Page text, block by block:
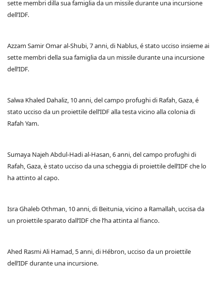
sette membri dilla sua famiglia da un missile durante una incursione
dell’IDF.
Azzam Samir Omar al-Shubi, 7 anni, di Nablus, é stato ucciso insieme ai
sette membri della sua famiglia da un missile durante una incursione
dell’IDF.
Salwa Khaled Dahaliz, 10 anni, del campo profughi di Rafah, Gaza, é
stato ucciso da un proiettile dell’IDF alla testa vicino alla colonia di
Rafah Yam.
Sumaya Najeh Abdul-Hadi al-Hasan, 6 anni, del campo profughi di
Rafah, Gaza, è stato ucciso da una scheggia di proiettile dell’IDF che lo
ha attinto al capo.
Isra Ghaleb Othman, 10 anni, di Beitunia, vicino a Ramallah, uccisa da
un proiettile sparato dall’IDF che l’ha attinta al fianco.
Ahed Rasmi Ali Hamad, 5 anni, di Hébron, ucciso da un proiettile
dell’IDF durante una incursione.